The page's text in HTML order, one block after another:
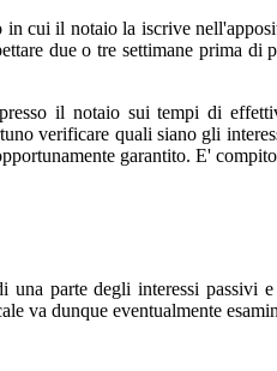
cui il notaio la iscrive
due o tre settimane prima
il notaio sui tempi di
verificare quali siano gli
garantito. E'
una parte degli interessi
va dunque eventualmente